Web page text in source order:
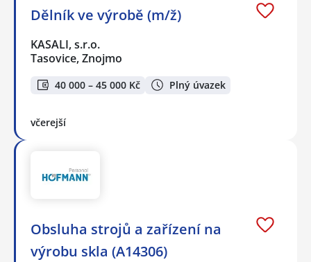
Dělník ve výrobě (m/ž)
KASALI, s.r.o.
Tasovice, Znojmo
40 000 – 45 000 Kč Plný úvazek
včerejší
Obsluha strojů a zařízení na
výrobu skla (A14306)